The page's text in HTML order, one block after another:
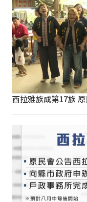
西拉雅族成第17族